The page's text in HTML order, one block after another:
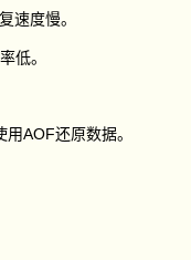
速度慢。
低。
AOF还原数据。